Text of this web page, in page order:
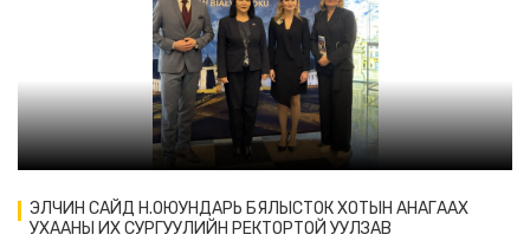
ЭЛЧИН САЙД Н.ОЮУНДАРЬ БЯЛЫСТОК ХОТЫН АНАГААХ
УХААНЫ ИХ СУРГУУЛИЙН РЕКТОРТОЙ УУЛЗАВ